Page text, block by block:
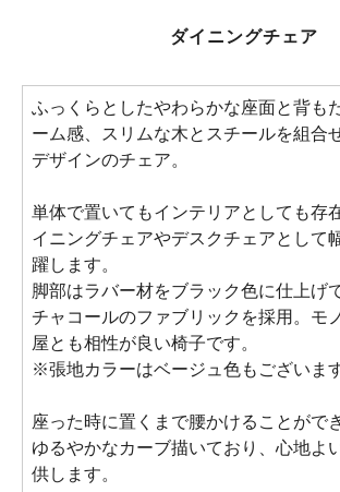
ダイニングチェア
ふっくらとしたやわらかな座面と背も
ーム感、スリムな木とスチールを組合
デザインのチェア。
単体で置いてもインテリアとしても存
イニングチェアやデスクチェアとして
躍します。
脚部はラバー材をブラック色に仕上げ
チャコールのファブリックを採用。モ
屋とも相性が良い椅子です。
※張地カラーはベージュ色もございます
座った時に置くまで腰かけることがで
ゆるやかなカーブ描いており、心地よ
供します。